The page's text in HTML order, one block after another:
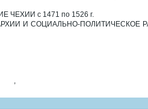
с 1471 по 1526 г.
И СОЦИАЛЬНО-ПОЛИТИЧЕСКОЕ
,